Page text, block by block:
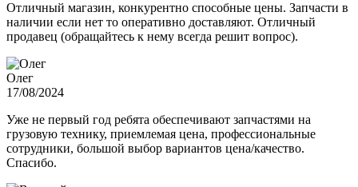
Отличный магазин, конкурентно способные цены. Запчасти в
наличии если нет то оперативно доставляют. Отличный
продавец (обращайтесь к нему всегда решит вопрос).
Олег
17/08/2024
Уже не первый год ребята обеспечивают запчастями на
грузовую технику, приемлемая цена, профессиональные
сотрудники, большой выбор вариантов цена/качество.
Спасибо.